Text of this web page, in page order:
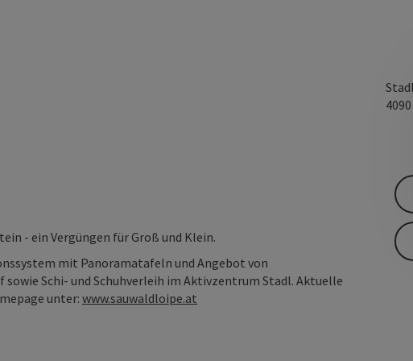
Stadl
4090
- ein Vergüngen für Groß und Klein.
mit Panoramatafeln und Angebot von
sowie Schi- und Schuhverleih im Aktivzentrum Stadl. Aktuelle
unter: www.sauwaldloipe.at